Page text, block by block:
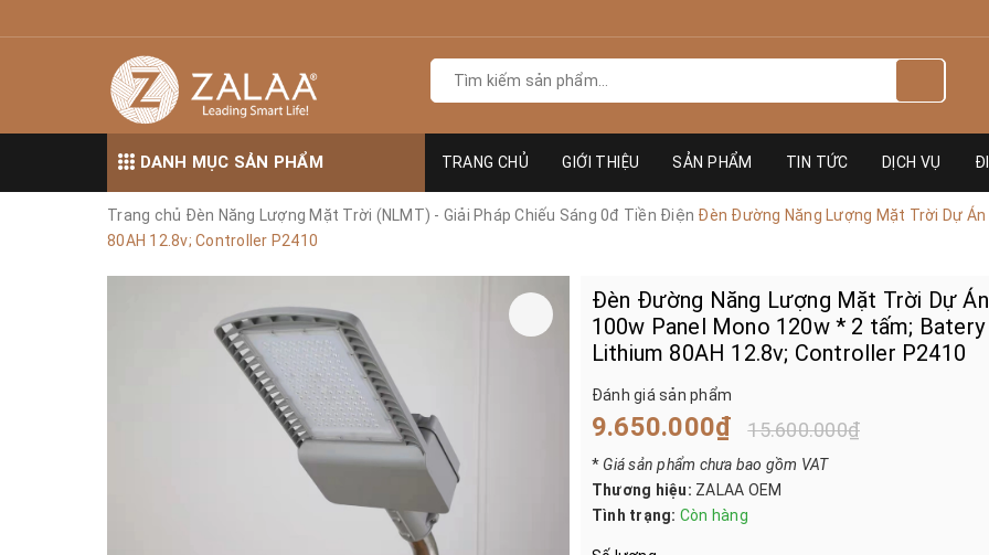
DANH MỤC SẢN PHẨM TRANG CHỦ GIỚI THIỆU SẢN PHẨM TIN TỨC DỊCH VỤ
Trang chủ Đèn Năng Lượng Mặt Trời (NLMT) - Giải Pháp Chiếu Sáng 0đ Tiền Điện Đèn Đường Năng Lượng Mặt Trời Dự
80AH 12.8v; Controller P2410
Đèn Đường Năng Lượng Mặt Trời Dự
100w Panel Mono 120w * 2 tấm; Batery
Lithium 80AH 12.8v; Controller P2410
Đánh giá sản phẩm
9.650.000₫ 15.600.000₫
*Giá sản phẩm chưa bao gồm VAT
Thương hiệu: ZALAA OEM
Tình trạng: Còn hàng